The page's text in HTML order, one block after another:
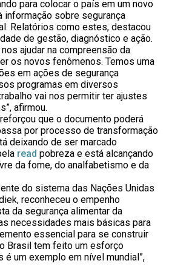
para colocar o país em um novo
informação sobre segurança
Relatórios como estes, destacou
de gestão, diagnóstico e ação.
ajudar na compreensão da
os novos fenômenos. Temos uma
em ações de segurança
programas em diversos
vai nos permitir ter ajustes
afirmou.
que o documento poderá
por processo de transformação
deixando de ser marcado
read pobreza e está alcançando
da fome, do analfabetismo e da
do sistema das Nações Unidas
reconheceu o empenho
da segurança alimentar da
necessidades mais básicas para
essencial para se construir
Brasil tem feito um esforço
é um exemplo em nível mundial”,